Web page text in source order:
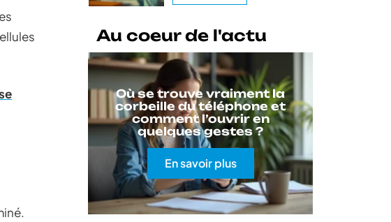
Au coeur de l'actu
Où se trouve vraiment la
corbeille du téléphone et
comment l’ouvrir en
quelques gestes ?
En savoir plus